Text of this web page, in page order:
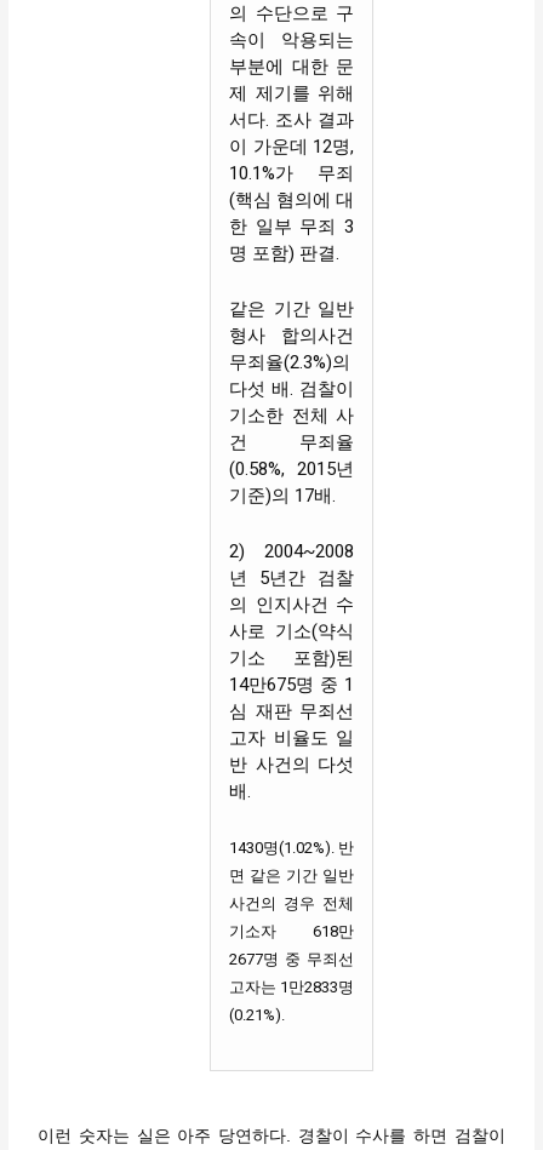
의 수단으로 구
속이 악용되는
부분에 대한 문
제 제기를 위해
서다. 조사 결과
이 가운데 12명,
10.1%가 무죄
(핵심 혐의에 대
한 일부 무죄 3
명 포함) 판결.
같은 기간 일반
형사 합의사건
무죄율(2.3%)의
다섯 배. 검찰이
기소한 전체 사
건 무죄율
(0.58%, 2015년
기준)의 17배.
2) 2004~2008
년 5년간 검찰
의 인지사건 수
사로 기소(약식
기소 포함)된
14만675명 중 1
심 재판 무죄선
고자 비율도 일
반 사건의 다섯
배.
1430명(1.02%). 반
면 같은 기간 일반
사건의 경우 전체
기소자 618만
2677명 중 무죄선
고자는 1만2833명
(0.21%).
이런 숫자는 실은 아주 당연하다. 경찰이 수사를 하면 검찰이